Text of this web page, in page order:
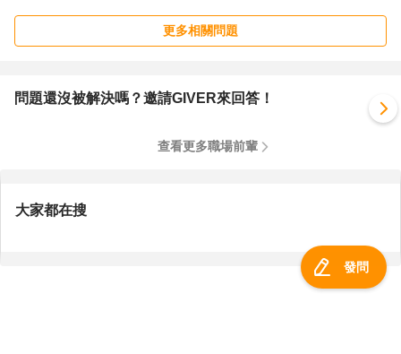
更多相關問題
問題還沒被解決嗎？邀請GIVER來回答！
查看更多職場前輩
大家都在搜
發問